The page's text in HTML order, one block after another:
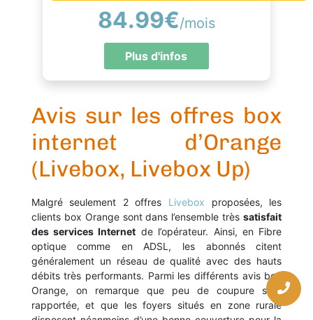
84.99€/mois
Plus d'infos
Avis sur les offres box
internet d’Orange
(Livebox, Livebox Up)
Malgré seulement 2 offres Livebox proposées, les
clients box Orange sont dans l’ensemble trèssatisfait
des services Internet de l’opérateur. Ainsi, en Fibre
optique comme en ADSL, les abonnés citent
généralement un réseau de qualité avec des hauts
débits très performants. Parmi les différents avis box
Orange, on remarque que peu de coupure sont
rapportée, et que les foyers situés en zone rurale